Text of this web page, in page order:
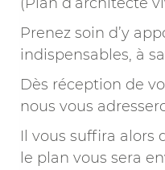
Prenez soin d’y
indispensables, à
Dès réception de
nous vous
Il vous suffira alors
le plan vous sera